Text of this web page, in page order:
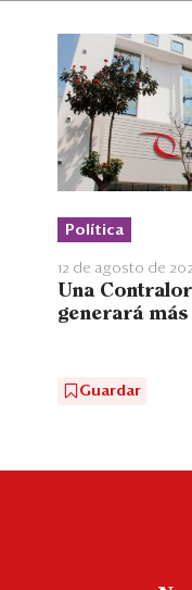
Política
12 de agosto de
Una
generará
Guardar